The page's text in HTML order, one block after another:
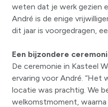
weten dat je werk gezien
André is de enige
dit jaar is voorgedragen,
Een bijzondere
De ceremonie in Kasteel
ervaring voor André. “Het
locatie was prachtig. We
welkomstmoment,